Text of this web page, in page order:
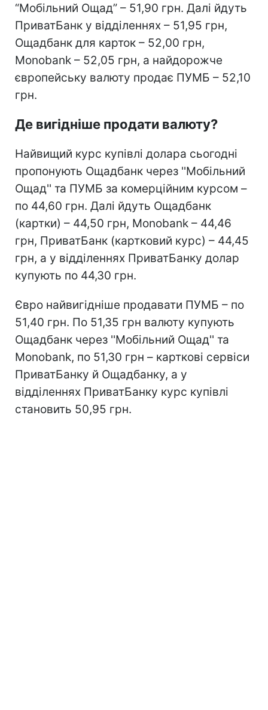
“Мобільний Ощад” – 51,90 грн. Далі йдуть
ПриватБанк у відділеннях – 51,95 грн,
Ощадбанк для карток – 52,00 грн,
Monobank – 52,05 грн, а найдорожче
європейську валюту продає ПУМБ – 52,10
грн.
Де вигідніше продати валюту?
Найвищий курс купівлі долара сьогодні
пропонують Ощадбанк через ''Мобільний
Ощад'' та ПУМБ за комерційним курсом –
по 44,60 грн. Далі йдуть Ощадбанк
(картки) – 44,50 грн, Monobank – 44,46
грн, ПриватБанк (картковий курс) – 44,45
грн, а у відділеннях ПриватБанку долар
купують по 44,30 грн.
Євро найвигідніше продавати ПУМБ – по
51,40 грн. По 51,35 грн валюту купують
Ощадбанк через ''Мобільний Ощад'' та
Monobank, по 51,30 грн – карткові сервіси
ПриватБанку й Ощадбанку, а у
відділеннях ПриватБанку курс купівлі
становить 50,95 грн.